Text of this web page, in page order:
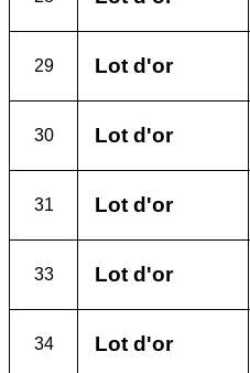
29 Lot d'or
30 Lot d'or
31 Lot d'or
33 Lot d'or
34 Lot d'or